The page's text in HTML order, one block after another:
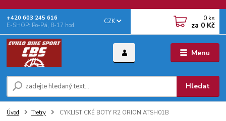
Menu
CZK
Hledat
+‭420 603 245 616‬
E-SHOP: Po-Pá, 8-17 hod.
0 ks
za 0 Kč
Úvod Tretry CYKLISTICKÉ BOTY R2 ORION ATSH01B